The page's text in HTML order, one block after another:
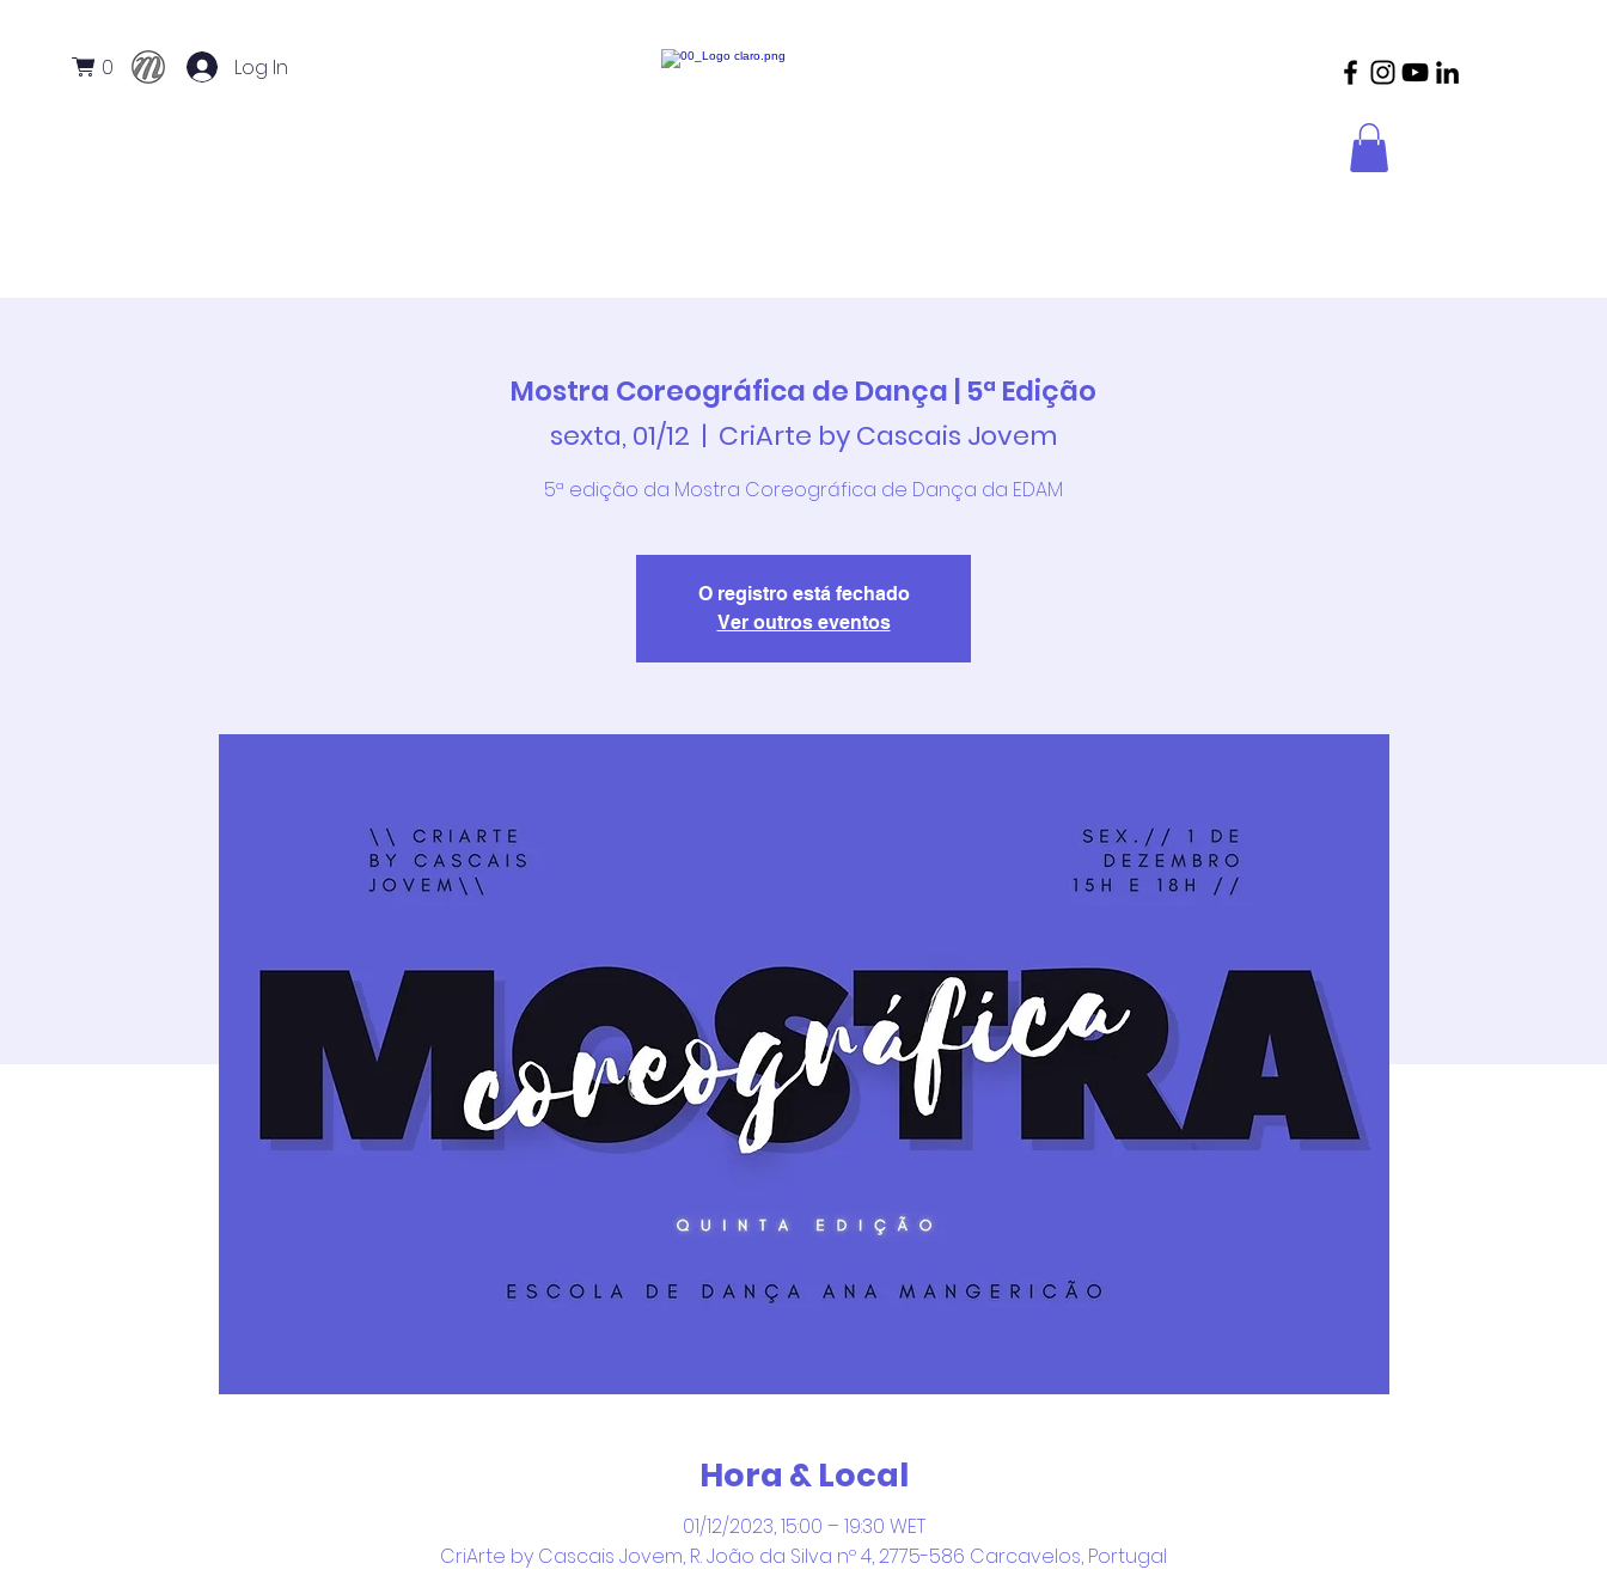
0 Log In
Mostra Coreográfica de Dança | 5ª Edição
sexta, 01/12
  |
CriArte by Cascais Jovem
5ª edição da Mostra Coreográfica de Dança da EDAM
O registro está fechado
Ver outros eventos
Hora & Local
01/12/2023, 15:00 – 19:30 WET
CriArte by Cascais Jovem, R. João da Silva nº 4, 2775-586 Carcavelos, Portugal